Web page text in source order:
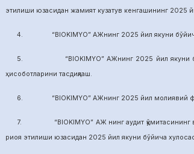
этилиши юзасидан жамият кузатув кенгашининг 2025
4. “BIOKIMYO” АЖнинг 2025 йил якуни бўйича
5. “BIOKIMYO” АЖнинг 2025 йил якуни
ҳисоботларини тасдиқлаш.
6. “BIOKIMYO” АЖнинг 2025 йил молиявий
7. “BIOKIMYO” АЖ нинг аудит қўмитасининг
риоя этилиши юзасидан 2025 йил якуни бўйича